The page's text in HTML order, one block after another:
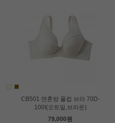
CB501 면혼방 풀컵 브라 70D-
100I(오트밀,브라운)
79,000원